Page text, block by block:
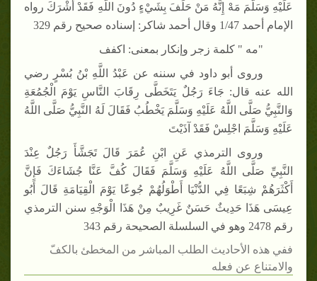
عَلَيْهِ وَسَلَّمَ مَهْ إِنَّهُ مَنْ حَلَفَ بِشَيْءٍ دُونَ اللَّهِ فَقَدْ أَشْرَكَ رواه
الإمام أحمد 1/47 وقال أحمد شاكر: إسناده صحيح رقم 329
"مه " كلمة زجر وإنكار بمعنى: اكفف
وروى أبو داود في سننه عن عَبْدُ اللَّهِ بْنُ بُسْرٍ رضي
الله عنه قال: جَاءَ رَجُلٌ يَتَخَطَّى رِقَابَ النَّاسِ يَوْمَ الْجُمُعَةِ
وَالنَّبِيُّ صَلَّى اللَّهُ عَلَيْهِ وَسَلَّمَ يَخْطُبُ فَقَالَ لَهُ النَّبِيُّ صَلَّى اللَّهُ
عَلَيْهِ وَسَلَّمَ اجْلِسْ فَقَدْ آذَيْتَ
وروى الترمذي عَنِ ابْنِ عُمَرَ قَالَ تَجَشَّأَ رَجُلٌ عِنْدَ
النَّبِيِّ صَلَّى اللَّهُ عَلَيْهِ وَسَلَّمَ فَقَالَ كُفَّ عَنَّا جُشَاءَكَ فَإِنَّ
أَكْثَرَهُمْ شِبَعًا فِي الدُّنْيَا أَطْوَلُهُمْ جُوعًا يَوْمَ الْقِيَامَةِ قَالَ أَبُو
عِيسَى هَذَا حَدِيثٌ حَسَنٌ غَرِيبٌ مِنْ هَذَا الْوَجْهِ سنن الترمذي
رقم 2478 وهو في السلسلة الصحيحة رقم 343
ففي هذه الأحاديث الطلب المباشر من المخطئ بالكفّ
والامتناع عن فعله